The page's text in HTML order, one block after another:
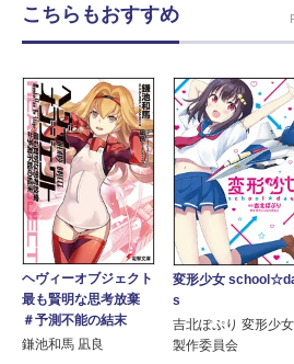
こちらもおすすめ
ヘヴィーオブジェクト
最も賢明な思考放棄
＃予測不能の結末
鎌池和馬 凪良
変形少女
s
吉北ぽぷり 変形少女
製作委員会